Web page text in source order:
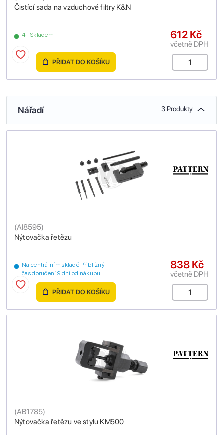
Čistící sada na vzduchové filtry K&N
4+ Skladem 612 Kč
včetně DPH
PŘIDAT DO KOŠÍKU
Nářadí 3 Produkty
Nýtovačka řetězu
(AI8595)
Na centrálním skladě Přibližný
čas doručení 9 dní od nákupu
838 Kč
včetně DPH
PŘIDAT DO KOŠÍKU
Nýtovačka řetězu ve stylu KM500
(AB1785)